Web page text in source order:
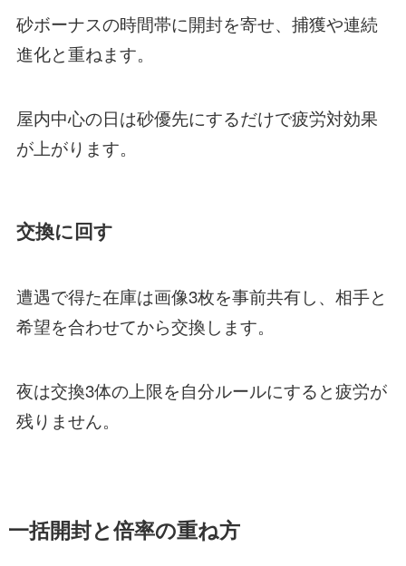
砂ボーナスの時間帯に開封を寄せ、捕獲や連続
進化と重ねます。
屋内中心の日は砂優先にするだけで疲労対効果
が上がります。
交換に回す
遭遇で得た在庫は画像3枚を事前共有し、相手と
希望を合わせてから交換します。
夜は交換3体の上限を自分ルールにすると疲労が
残りません。
一括開封と倍率の重ね方